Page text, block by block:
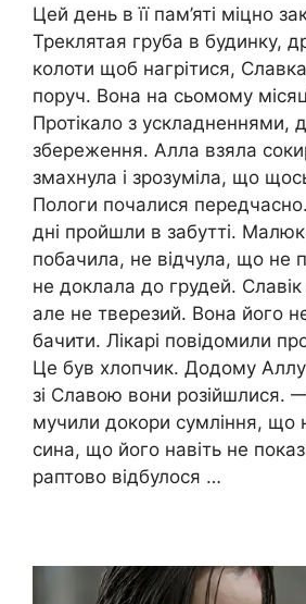
Цей день в її пам’яті міцно
Треклятая груба в будинку,
колоти щоб нагрітися,
поруч. Вона на сьомому
Протікало з ускладненнями,
збереження. Алла взяла
змахнула і зрозуміла, що
Пологи почалися
дні пройшли в забутті.
побачила, не відчула, що не
не доклала до грудей.
але не тверезий. Вона його
бачити. Лікарі повідомили
Це був хлопчик. Додому Аллу
зі Славою вони розійшлися.
мучили докори сумління, що
сина, що його навіть не
раптово відбулося …